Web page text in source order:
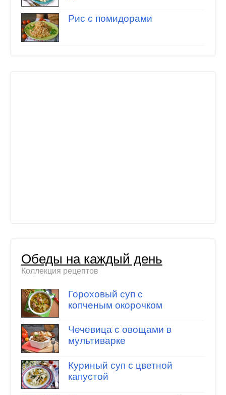
Рис с помидорами
Обеды на каждый день
Коллекция рецептов
Гороховый суп с
копченым окорочком
Чечевица с овощами в
мультиварке
Куриный суп с цветной
капустой